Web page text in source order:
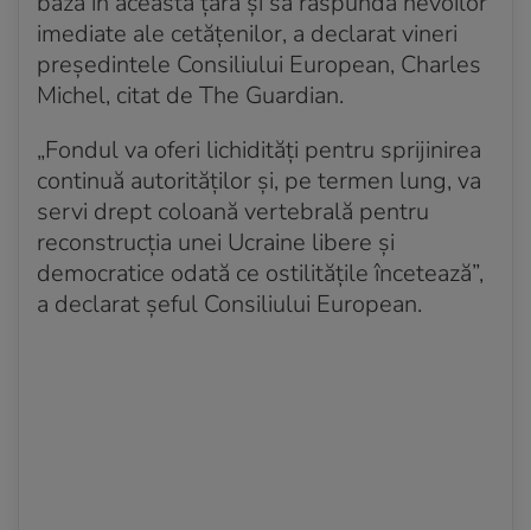
Un autobuz care transporta refugiați s-a răsturnat în
Lituania
Acum 4 ani
Un copil a murit în urma unui bombardament
asupra unui sat de la nord de Kiev
Acum 4 ani
Fost guvernator: 130 de persoane salvate din
teatrul din Mariupol
Acum 4 ani
Primăria din Mariupol: 30.000 de oameni au fugit,
imediate ale cetățenilor, a declarat vineri
președintele Consiliului European, Charles
Michel, citat de The Guardian.
„Fondul va oferi lichidități pentru sprijinirea
continuă autorităților și, pe termen lung, va
servi drept coloană vertebrală pentru
reconstrucția unei Ucraine libere și
democratice odată ce ostilitățile încetează”,
a declarat șeful Consiliului European.